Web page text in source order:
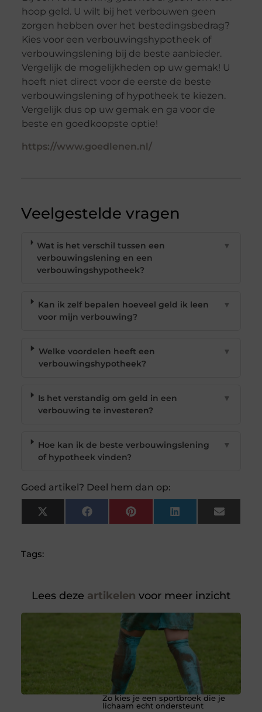
hoop geld. U wilt bij het verbouwen geen
zorgen hebben over het bestedingsbedrag?
Kies voor een verbouwingshypotheek of
verbouwingslening bij de beste aanbieder.
Vergelijk de mogelijkheden op uw gemak! U
hoeft niet direct voor de eerste de beste
verbouwingslening of hypotheek te kiezen.
Vergelijk dus op uw gemak en ga voor de
beste en goedkoopste optie!
https://www.goedlenen.nl/
Veelgestelde vragen
Wat is het verschil tussen een
verbouwingslening en een
verbouwingshypotheek?
▼
Kan ik zelf bepalen hoeveel geld ik leen
voor mijn verbouwing?
▼
Welke voordelen heeft een
verbouwingshypotheek?
▼
Is het verstandig om geld in een
verbouwing te investeren?
▼
Hoe kan ik de beste verbouwingslening
of hypotheek vinden?
▼
Goed artikel? Deel hem dan op:
X
(Twitter)
FacebookPinterest LinkedIn Email
Tags:
Lees deze artikelen voor meer inzicht
Zo kies je een sportbroek die je
lichaam echt ondersteunt